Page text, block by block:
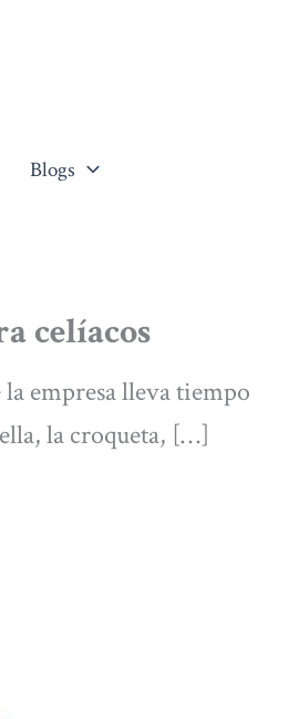
Blogs
celíacos
empresa lleva tiempo
la croqueta, […]